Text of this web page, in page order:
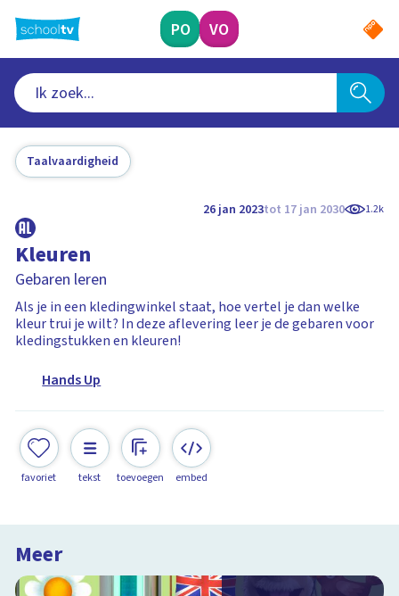
naar
hoofdinhoud
PO VO
Taalvaardigheid
26 jan 2023tot 17 jan 2030 1.2k
Kleuren
Gebaren leren
Als je in een kledingwinkel staat, hoe vertel je dan welke
kleur trui je wilt? In deze aflevering leer je de gebaren voor
kledingstukken en kleuren!
Hands Up
favoriet tekst toevoegen embed
Meer